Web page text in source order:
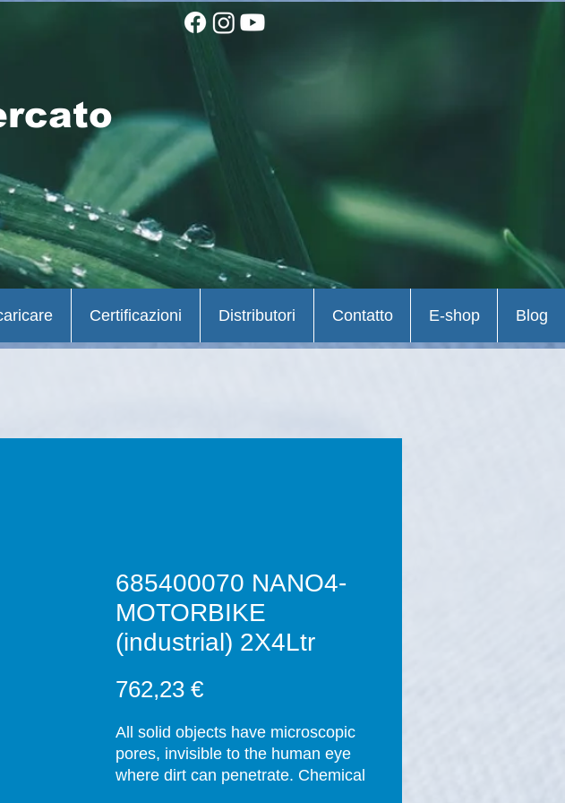
685400070 NANO4-
MOTORBIKE
(industrial) 2X4Ltr
762,23 €Prezzo
All solid objects have microscopic
pores, invisible to the human eye
where dirt can penetrate. Chemical
Certificazioni Distributori Contatto E-shop Blog